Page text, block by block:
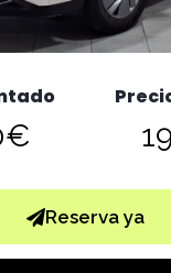
Reserva ya